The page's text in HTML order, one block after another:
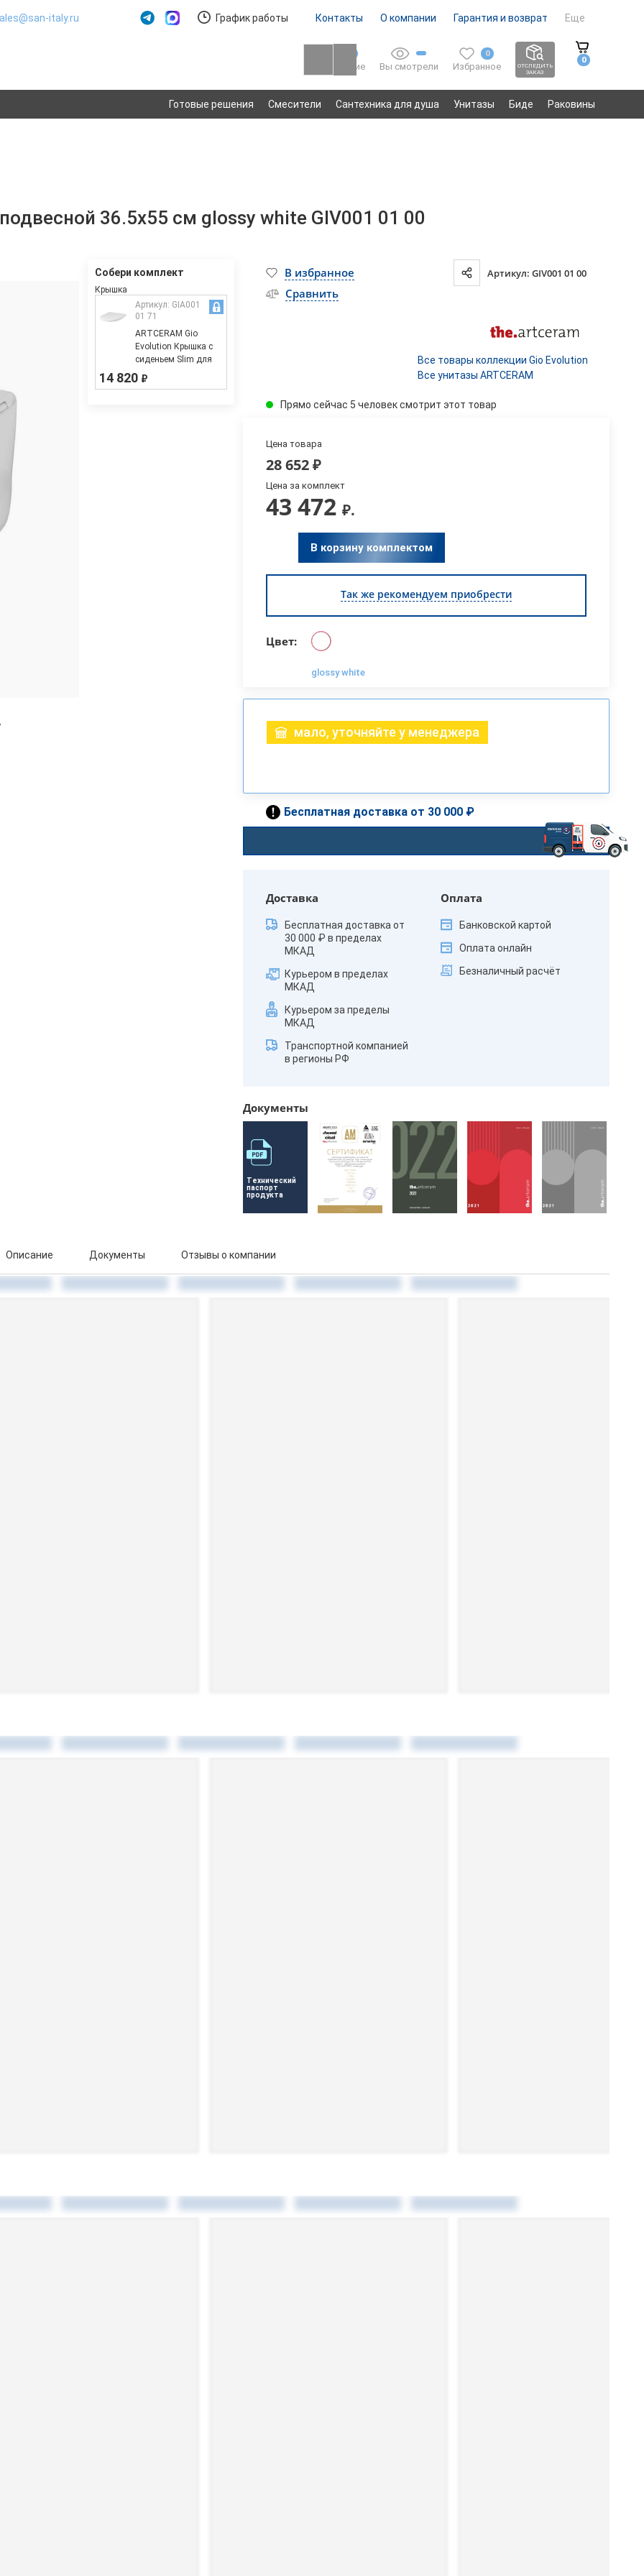
italy.ru График работы Контакты О компании Гарантия и возврат Еще
Сравнение Вы смотрели
0
Избранное
ОТСЛЕДИТЬ
ЗАКАЗ
0
Готовые решения Смесители Сантехника для душа Унитазы Биде Раковины
36.5х55 см glossy white GIV001 01 00
Собери комплект
Крышка
Артикул: GIA001
01 71
ARTCERAM Gio
Evolution Крышка с
сиденьем Slim для
унитаза soft-close
белая, glossy white-
14 820 ₽
В избранное Артикул: GIV001 01 00
Сравнить
Все товары коллекции Gio Evolution
Все унитазы ARTCERAM
Прямо сейчас 5 человек смотрит этот товар
Цена товара
28 652₽
Цена за комплект
43 472 ₽.
В корзину комплектом
Так же рекомендуем приобрести
Цвет:
glossy white
мало, уточняйте у менеджера
Бесплатная доставка от 30 000 ₽
Доставка
Бесплатная доставка от
30 000 ₽ в пределах
МКАД
Курьером в пределах
МКАД
Курьером за пределы
МКАД
Транспортной компанией
в регионы РФ
Оплата
Банковской картой
Оплата онлайн
Безналичный расчёт
Документы
Технический
паспорт
продукта
Описание Документы Отзывы о компании